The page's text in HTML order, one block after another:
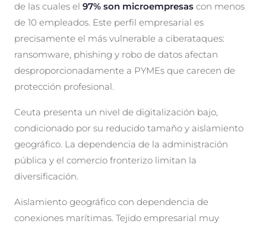
de las cuales el 97% son microempresas con menos
de 10 empleados. Este perfil empresarial es
precisamente el más vulnerable a ciberataques:
ransomware, phishing y robo de datos afectan
desproporcionadamente a PYMEs que carecen de
protección profesional.
Ceuta presenta un nivel de digitalización bajo,
condicionado por su reducido tamaño y aislamiento
geográfico. La dependencia de la administración
pública y el comercio fronterizo limitan la
diversificación.
Aislamiento geográfico con dependencia de
conexiones marítimas. Tejido empresarial muy